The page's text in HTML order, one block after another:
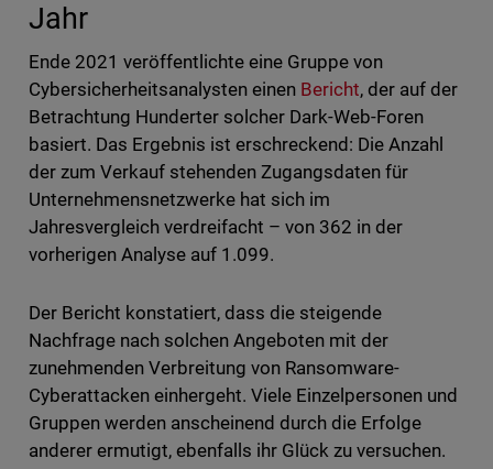
Jahr
Ende 2021 veröffentlichte eine Gruppe von
Cybersicherheitsanalysten einen Bericht, der auf der
Betrachtung Hunderter solcher Dark-Web-Foren
basiert. Das Ergebnis ist erschreckend: Die Anzahl
der zum Verkauf stehenden Zugangsdaten für
Unternehmensnetzwerke hat sich im
Jahresvergleich verdreifacht – von 362 in der
vorherigen Analyse auf 1.099.
Der Bericht konstatiert, dass die steigende
Nachfrage nach solchen Angeboten mit der
zunehmenden Verbreitung von Ransomware-
Cyberattacken einhergeht. Viele Einzelpersonen und
Gruppen werden anscheinend durch die Erfolge
anderer ermutigt, ebenfalls ihr Glück zu versuchen.